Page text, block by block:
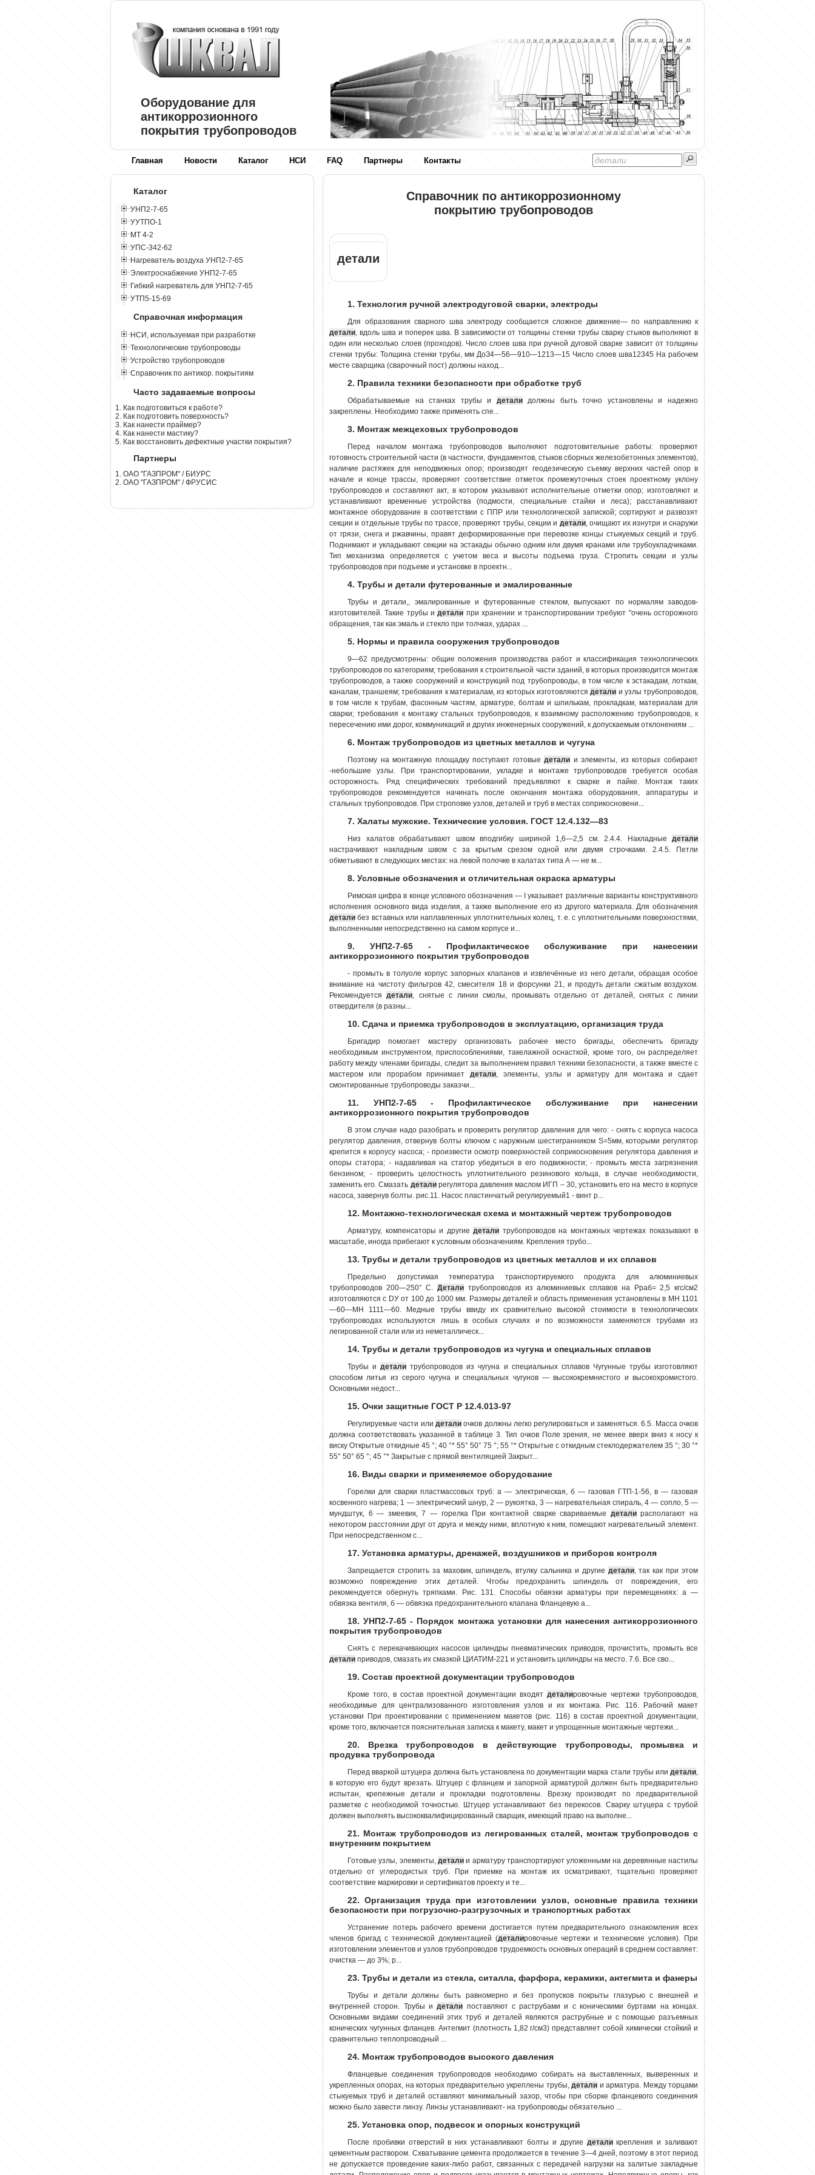
Оборудование для
антикоррозионного
покрытия трубопроводов
Главная Новости Каталог НСИ FAQ Партнеры Контакты
Справочник по антикоррозионному
покрытию трубопроводов
детали
1. Технология ручной электродуговой сварки, электроды
Для образования сварного шва электроду сообщается сложное движение— по направлению к
детали, вдоль шва и поперек шва. В зависимости от толщины стенки трубы сварку стыков выполняют в
один или несколько слоев (проходов). Число слоев шва при ручной дуговой сварке зависит от толщины
стенки трубы: Толщина стенки трубы, мм ДоЗ4—56—910—1213—15 Число слоев шва12345 На рабочем
месте сварщика (сварочный пост) должны наход...
2. Правила техники безопасности при обработке труб
Обрабатываемые на станках трубы и деталидолжны быть точно установлены и надежно
закреплены. Необходимо также применять спе...
3. Монтаж межцеховых трубопроводов
Перед началом монтажа трубопроводов выполняют подготовительные работы: проверяют
готовность строительной части (в частности, фундаментов, стыков сборных железобетонных элементов),
наличие растяжек для неподвижных опор; производят геодезическую съемку верхних частей опор в
начале и конце трассы, проверяют соответствие отметок промежуточных стоек проектному уклону
трубопроводов и составляют акт, в котором указывают исполнительные отметки опор; изготовляют и
устанавливают временные устройства (подмости, специальные стайки и леса); расстанавливают
монтажное оборудование в соответствии с ППР или технологической запиской; сортируют и развозят
секции и отдельные трубы по трассе; проверяют трубы, секции и детали, очищают их изнутри и снаружи
от грязи, снега и ржавчины, правят деформированные при перевозке концы стыкуемых секций и труб.
Поднимают и укладывают секции на эстакады обычно одним или двумя кранами или трубоукладчиками.
Тип механизма определяется с учетом веса и высоты подъема груза. Стропить секции и узлы
трубопроводов при подъеме и установке в проектн...
4. Трубы и детали футерованные и эмалированные
Трубы и детали,, эмалированные и футерованные стеклом, выпускают по нормалям заводов-
изготовителей. Такие трубы идетали при хранении и транспортировании требуют "очень осторожного
обращения, так как эмаль и стекло при толчках, ударах ...
5. Нормы и правила сооружения трубопроводов
9—62 предусмотрены: общие положения производства работ и классификация технологических
трубопроводов по категориям; требования к строительной части зданий, в которых производится монтаж
трубопроводов, а также сооружений и конструкций под трубопроводы, в том числе к эстакадам, лоткам,
каналам, траншеям; требования к материалам, из которых изготовляютсядетали и узлы трубопроводов,
в том числе к трубам, фасонным частям, арматуре, болтам и шпилькам, прокладкам, материалам для
сварки; требования к монтажу стальных трубопроводов, к взаимному расположению трубопроводов, к
пересечению ими дорог, коммуникаций и других инженерных сооружений, к допускаемым отклонениям ...
6. Монтаж трубопроводов из цветных металлов и чугуна
Поэтому на монтажную площадку поступают готовыедетали и элементы, из которых собирают
-небольшие узлы. При транспортировании, укладке и монтаже трубопроводов требуется особая
осторожность. Ряд специфических требований предъявляют к сварке и пайке. Монтаж таких
трубопроводов рекомендуется начинать после окончания монтажа оборудования, аппаратуры и
стальных трубопроводов. При строповке узлов, деталей и труб в местах соприкосновени...
7. Халаты мужские. Технические условия. ГОСТ 12.4.132—83
Низ халатов обрабатывают швом вподгибку шириной 1,6—2,5 см. 2.4.4. Накладные детали
настрачивают накладным швом с за­ крытым срезом одной или двумя строчками. 2.4.5. Петли
обметывают в следующих местах: на левой полочке в халатах типа А — не м...
8. Условные обозначения и отличительная окраска арматуры
Римская цифра в конце условного обозначения — I указывает различные варианты конструктивного
исполнения основного вида изделия, а также выполнение его из другого материала. Для обозначения
детали без вставных или наплавленных уплотнительных колец, т. е. с уплотнительными поверхностями,
выполненными непосредственно на самом корпусе и...
9. УНП2-7-65 - Профилактическое обслуживание при нанесении
антикоррозионного покрытия трубопроводов
- промыть в толуоле корпус запорных клапанов и извлечённые из него детали, обращая особое
внимание на чистоту фильтров 42, смесителя 18 и форсунки 21, и продуть детали сжатым воздухом.
Рекомендуетсядетали, снятые с линии смолы, промывать отдельно от деталей, снятых с линии
отвердителя (в разны...
10. Сдача и приемка трубопроводов в эксплуатацию, организация труда
Бригадир помогает мастеру организовать рабочее место бригады, обеспечить бригаду
необходимым инструментом, приспособлениями, такелажной оснасткой, кроме того, он распределяет
работу между членами бригады, следит за выполнением правил техники безопасности, а также вместе с
мастером или прорабом принимает детали, элементы, узлы и арматуру для монтажа и сдает
смонтированные трубопроводы заказчи...
11. УНП2-7-65 - Профилактическое обслуживание при нанесении
антикоррозионного покрытия трубопроводов
В этом случае надо разобрать и проверить регулятор давления для чего: - снять с корпуса насоса
регулятор давления, отвернув болты ключом с наружным шестигранником S=5мм, которыми регулятор
крепится к корпусу насоса; - произвести осмотр поверхностей соприкосновения регулятора давления и
опоры статора; - надавливая на статор убедиться в его подвижности; - промыть места загрязнения
бензином; - проверить целостность уплотнительного резинового кольца, в случае необходимости,
заменить его. Смазать деталирегулятора давления маслом ИГП – 30, установить его на место в корпусе
насоса, завернув болты. рис.11. Насос пластинчатый регулируемый1 - винт р...
12. Монтажно-технологическая схема и монтажный чертеж трубопроводов
Арматуру, компенсаторы и другие детали трубопроводов на монтажных чертежах показывают в
масштабе, иногда прибегают к условным обозначениям. Крепления трубо...
13. Трубы и детали трубопроводов из цветных металлов и их сплавов
Предельно допустимая температура транспортируемого продукта для алюминиевых
трубопроводов 200—250° С.Детали трубопроводов из алюминиевых сплавов на Рраб= 2,5 кгс/см2
изготовляются с DУ от 100 до 1000 мм. Размеры деталей и область применения установлены в МН 1101
—60—МН 1111—60. Медные трубы ввиду их сравнительно высокой стоимости в технологических
трубопроводах используются лишь в особых случаях и по возможности заменяются трубами из
легированной стали или из неметаллическ...
14. Трубы и детали трубопроводов из чугуна и специальных сплавов
Трубы идетали трубопроводов из чугуна и специальных сплавов Чугунные трубы изготовляют
способом литья из серого чугуна и специальных чугунов — высококремнистого и высокохромистого.
Основными недост...
15. Очки защитные ГОСТ Р 12.4.013-97
Регулируемые части или детали очков должны легко регулироваться и заменяться. 6.5. Масса очков
должна соответствовать указанной в таблице 3. Тип очков Поле зрения, не менее вверх вниз к носу к
виску Открытые откидные 45 °; 40 °* 55° 50° 75 °; 55 °* Открытые с откидным стеклодержателем 35 °; 30 °*
55° 50° 65 °; 45 °* Закрытые с прямой вентиляцией Закрыт...
16. Виды сварки и применяемое оборудование
Горелки для сварки пластмассовых труб: а — электрическая, б — газовая ГТП-1-56, в — газовая
косвенного нагрева; 1 — электрический шнур, 2 — рукоятка, 3 — нагревательная спираль, 4 — сопло, 5 —
мундштук, 6 — змеевик, 7 — горелка При контактной сварке свариваемые деталирасполагают на
некотором расстоянии друг от друга и между ними, вплотную к ним, помещают нагревательный элемент.
При непосредственном с...
17. Установка арматуры, дренажей, воздушников и приборов контроля
Запрещается стропить за маховик, шпиндель, втулку сальника и другие детали, так как при этом
возможно повреждение этих деталей. Чтобы предохранить шпиндель от повреждения, его
рекомендуется обернуть тряпками. Рис. 131. Способы обвязки арматуры при перемещениях: а —
обвязка вентиля, б — обвязка предохранительного клапана Фланцевую а...
18. УНП2-7-65 - Порядок монтажа установки для нанесения антикоррозионного
покрытия трубопроводов
Снять с перекачивающих насосов цилиндры пневматических приводов, прочистить, промыть все
детали приводов, смазать их смазкой ЦИАТИМ-221 и установить цилиндры на место. 7.6. Все сво...
19. Состав проектной документации трубопроводов
Кроме того, в состав проектной документации входят деталировочные чертежи трубопроводов,
необходимые для централизованного изготовления узлов и их монтажа. Рис. 116. Рабочий макет
установки При проектировании с применением макетов (рис. 116) в состав проектной документации,
кроме того, включается пояснительная записка к макету, макет и упрощенные монтажные чертежи...
20. Врезка трубопроводов в действующие трубопроводы, промывка и
продувка трубопровода
Перед вваркой штуцера должна быть установлена по документации марка стали трубы или детали,
в которую его будут врезать. Штуцер с фланцем и запорной арматурой должен быть предварительно
испытан, крепежные детали и прокладки подготовлены. Врезку производят по предварительной
разметке с необходимой точностью. Штуцер устанавливают без перекосов. Сварку штуцера с трубой
должен выполнять высококвалифицированный сварщик, имеющий право на выполне...
21. Монтаж трубопроводов из легированных сталей, монтаж трубопроводов с
внутренним покрытием
Готовые узлы, элементы, деталии арматуру транспортируют уложенными на деревянные настилы
отдельно от углеродистых труб. При приемке на монтаж их осматривают, тщательно проверяют
соответствие маркировки и сертификатов проекту и те...
22. Организация труда при изготовлении узлов, основные правила техники
безопасности при погрузочно-разгрузочных и транспортных работах
Устранение потерь рабочего времени достигается путем предварительного ознакомления всех
членов бригад с технической документацией (деталировочные чертежи и технические условия). При
изготовлении элементов и узлов трубопроводов трудоемкость основных операций в среднем составляет:
очистка — до 3%; р...
23. Трубы и детали из стекла, ситалла, фарфора, керамики, антегмита и фанеры
Трубы и детали должны быть равномерно и без пропусков покрыты глазурью с внешней и
внутренней сторон. Трубы идетали поставляют с раструбами и с коническими буртами на концах.
Основными видами соединений этих труб и деталей являются раструбные и с помощью разъемных
конических чугунных фланцев. Антегмит (плотность 1,82 г/см3) представляет собой химически стойкий и
сравнительно теплопроводный ...
24. Монтаж трубопроводов высокого давления
Фланцевые соединения трубопроводов необходимо собирать на выставленных, выверенных и
укрепленных опорах, на которых предварительно укреплены трубы,детали и арматура. Между торцами
стыкуемых труб и деталей оставляют минимальный зазор, чтобы при сборке фланцевого соединения
можно было завести линзу. Линзы устанавливают- на трубопроводы обязательно ...
25. Установка опор, подвесок и опорных конструкций
После пробивки отверстий в них устанавливают болты и другие деталикрепления и заливают
цементным раствором. Схватывание цемента продолжается в течение 3—4 дней, поэтому в этот период
не допускается проведение каких-либо работ, связанных с передачей нагрузки на залитые закладные
Каталог
УНП2-7-65
УУТПО-1
МТ 4-2
УПС-342-62
Нагреватель воздуха УНП2-7-65
Электроснабжение УНП2-7-65
Гибкий нагреватель для УНП2-7-65
УТП5-15-69
Справочная информация
НСИ, используемая при разработке
Технологические трубопроводы
Устройство трубопроводов
Справочник по антикор. покрытиям
Часто задаваемые вопросы
1. Как подготовиться к работе?
2. Как подготовить поверхность?
3. Как нанести праймер?
4. Как нанести мастику?
5. Как восстановить дефектные участки покрытия?
Партнеры
1. ОАО "ГАЗПРОМ" / БИУРС
2. ОАО "ГАЗПРОМ" / ФРУСИС